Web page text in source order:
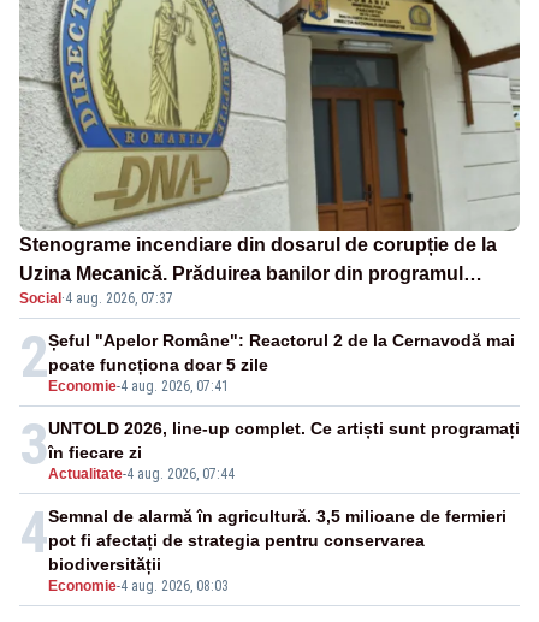
Stenograme incendiare din dosarul de corupție de la
Uzina Mecanică. Prăduirea banilor din programul
SAFE, interceptată de DNA
Social ·4 aug. 2026, 07:37
2 Economie-4 aug. 2026, 07:41
Șeful "Apelor Române": Reactorul 2 de la Cernavodă mai
poate funcționa doar 5 zile
3Actualitate-4 aug. 2026, 07:44
UNTOLD 2026, line-up complet. Ce artiști sunt programați
în fiecare zi
4
Economie-4 aug. 2026, 08:03
Semnal de alarmă în agricultură. 3,5 milioane de fermieri
pot fi afectați de strategia pentru conservarea
biodiversității